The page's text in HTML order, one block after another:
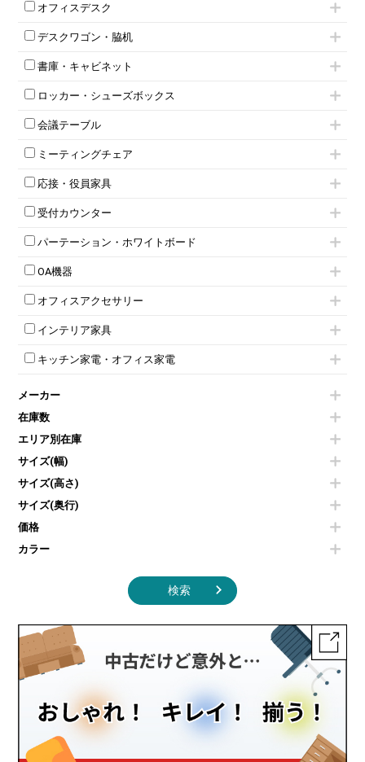
肘無しチェア
役員チェア
オフィスチェアその他
オフィスデスク
フリーアドレスデスク（ベンチデスク）
昇降デスク
両袖机
デスクワゴン・脇机
インワゴン2段
インワゴン3段
脇机
書庫・キャビネット
ハイキャビネット
ローキャビネット
両開きキャビネット
上下連結キャビネット
軽量ラック（スチールラック）
収納家具その他
両開書庫
ラテラル書庫
ロッカー・シューズボックス
1人用ロッカー
2人用ロッカー
3人用ロッカー
5人用ロッカー
8人用ロッカー
多人数ロッカー
ダイヤル錠ロッカー
ダイヤル錠ロッカー
ワードローブ・クローゼット
会議テーブル
スタッキングテーブル
ネスティングテーブル
カウンターテーブル
T字脚テーブル
会議テーブルW1200～
会議テーブルW1800～
平行スタックテーブル
会議テーブルその他
ミーティングチェア
キャスター付きミーティングチェア
スタッキングミーティングチェア
テーブル付きミーティングチェア
折りたたみミーティングチェア
ハイチェア
ミーティングチェアその他
応接・役員家具
応接セット
応接ソファ
応接チェア
応接・役員家具その他
受付カウンター
ローカウンター
ラウンジカウンター
パーテーション・ホワイトボード
パーテーション
自立タイプパーテーション
パーテーションその他
壁掛けホワイトボード
ホワイトボードその他
OA機器
電話機（ビジネスフォン）
シュレッダー
スクリーン
その他OA機器
オフィスアクセサリー
チェア用台車
演台・講演台・演説台
防音パネル
コートハンガー・ポールハンガー
傘立て
食器棚・キッチンキャビネット
カタログスタンド
オフィスアクセサリーその他
インテリア家具
モールドチェア
ダイニングチェア
カウンターテーブル
センターテーブル・サイドテーブル
ベンチ・スツール
ソファ
シェルフ
ダストボックス（ゴミ箱）
インテリア家具その他
キッチン家電・オフィス家電
冷蔵庫・洗濯機
空気清浄機・加湿器
液晶テレビ・モニター類
エアコン
掃除機
季節家電
メーカー
在庫数
エリア別在庫
サイズ(幅)
サイズ(高さ)
サイズ(奥行)
価格
カラー
検索